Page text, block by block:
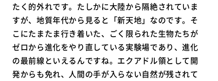
たく的外れです。たしかに大陸から隔絶されていま
すが、地質年代から見ると「新天地」なのです。そ
こにたまたま行き着いた、ごく限られた生物たちが
ゼロから進化をやり直している実験場であり、進化
の最前線といえるんですね。エクアドル領として開
発からも免れ、人間の手が入らない自然が残されて